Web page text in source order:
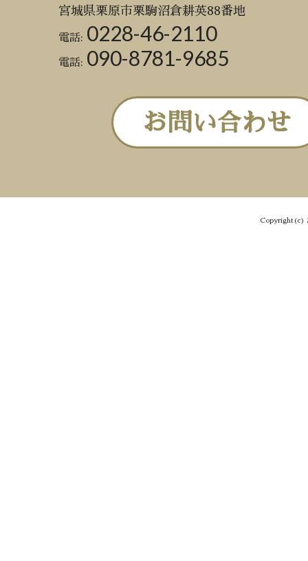
宮城県栗原市栗駒沼倉耕英88番地
電話: 0228-46-2110
電話: 090-8781-9685
お問い合わせ
Copyright(c)